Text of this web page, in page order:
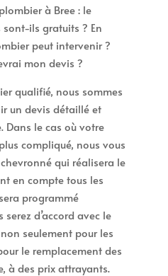
à Bree : le
ils gratuits ? En
peut intervenir ?
mon devis ?
qualifié, nous sommes
un devis détaillé et
Dans le cas où votre
compliqué, nous vous
qui réalisera le
en compte tous les
programmé
d’accord avec le
seulement pour les
le remplacement des
à des prix attrayants.